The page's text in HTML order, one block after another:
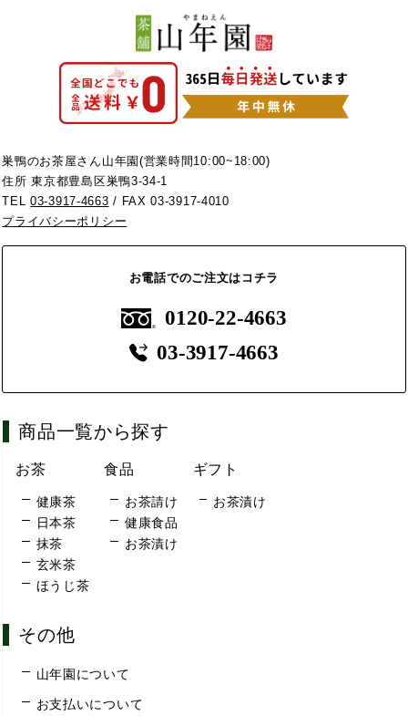
巣鴨のお茶屋さん山年園(営業時間10:00~18:00)
住所 東京都豊島区巣鴨3-34-1
TEL03-3917-4663 / FAX 03-3917-4010
プライバシーポリシー
お電話でのご注文はコチラ
0120-22-4663
03-3917-4663
商品一覧から探す
お茶
健康茶
日本茶
抹茶
玄米茶
ほうじ茶
食品
お茶請け
健康食品
お茶漬け
ギフト
お茶漬け
その他
山年園について
お支払いについて